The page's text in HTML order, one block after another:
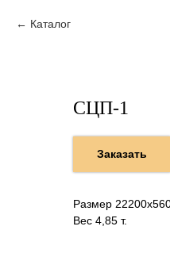
Каталог
СЦП-1
Заказать
Размер
Вес 4,85 т.